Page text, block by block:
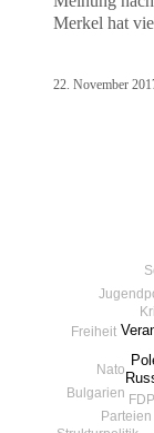
Merkel hat
22. November
FDP
Parteien
Bulgarien
Freiheit
Nato